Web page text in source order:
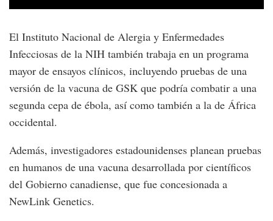
El Instituto Nacional de Alergia y Enfermedades
Infecciosas de la NIH también trabaja en un programa
mayor de ensayos clínicos, incluyendo pruebas de una
versión de la vacuna de GSK que podría combatir a una
segunda cepa de ébola, así como también a la de África
occidental.
Además, investigadores estadounidenses planean pruebas
en humanos de una vacuna desarrollada por científicos
del Gobierno canadiense, que fue concesionada a
NewLink Genetics.